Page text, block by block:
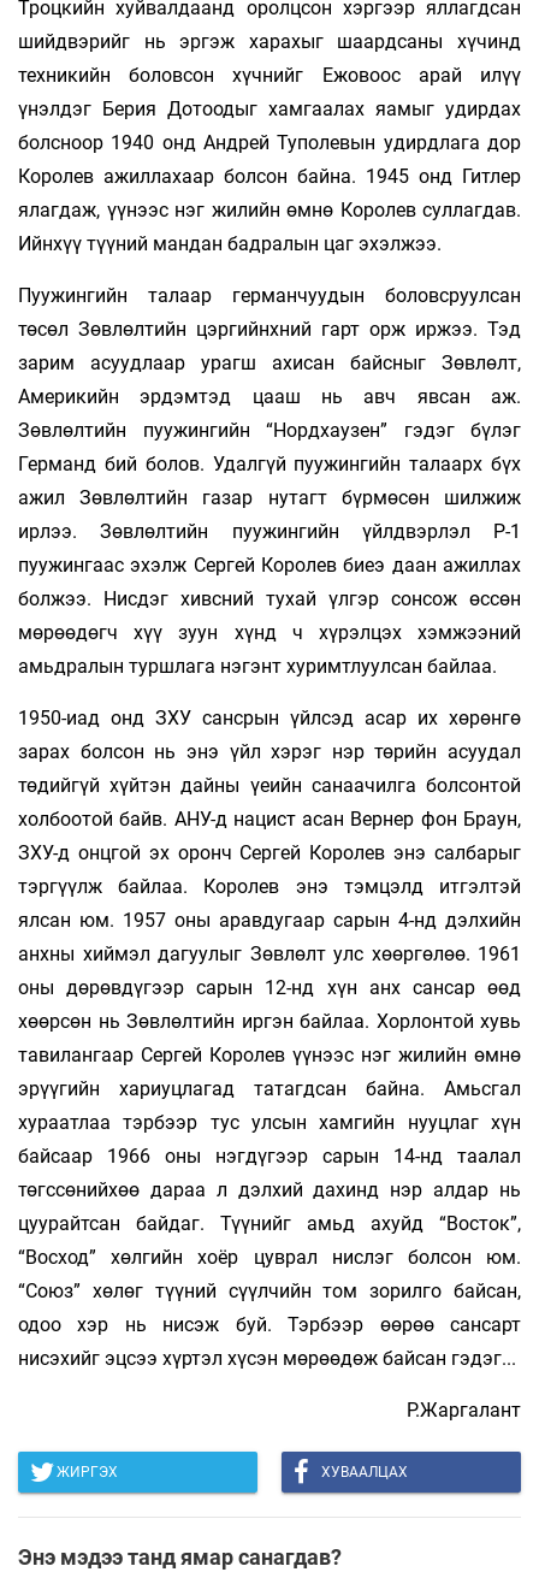
Троцкийн хуйвалдаанд оролцсон хэргээр яллагдсан
шийдвэрийг нь эргэж харахыг шаардсаны хүчинд
техникийн боловсон хүчнийг Ежовоос арай илүү
үнэлдэг Берия Дотоодыг хамгаалах яамыг удирдах
болсноор 1940 онд Андрей Туполевын удирдлага дор
Королев ажиллахаар болсон байна. 1945 онд Гитлер
ялагдаж, үүнээс нэг жилийн өмнө Королев суллагдав.
Ийнхүү түүний мандан бадралын цаг эхэлжээ.
Пуужингийн талаар германчуудын боловсруулсан
төсөл Зөвлөлтийн цэргийнхний гарт орж иржээ. Тэд
зарим асуудлаар урагш ахисан байсныг Зөвлөлт,
Америкийн эрдэмтэд цааш нь авч явсан аж.
Зөвлөлтийн пуужингийн “Нордхаузен” гэдэг бүлэг
Германд бий болов. Удалгүй пуужингийн талаарх бүх
ажил Зөвлөлтийн газар нутагт бүрмөсөн шилжиж
ирлээ. Зөвлөлтийн пуужингийн үйлдвэрлэл Р-1
пуужингаас эхэлж Сергей Королев биеэ даан ажиллах
болжээ. Нисдэг хивсний тухай үлгэр сонсож өссөн
мөрөөдөгч хүү зуун хүнд ч хүрэлцэх хэмжээний
амьдралын туршлага нэгэнт хуримтлуулсан байлаа.
1950-иад онд ЗХУ сансрын үйлсэд асар их хөрөнгө
зарах болсон нь энэ үйл хэрэг нэр төрийн асуудал
төдийгүй хүйтэн дайны үеийн санаачилга болсонтой
холбоотой байв. АНУ-д нацист асан Вернер фон Браун,
ЗХУ-д онцгой эх оронч Сергей Королев энэ салбарыг
тэргүүлж байлаа. Королев энэ тэмцэлд итгэлтэй
ялсан юм. 1957 оны аравдугаар сарын 4-нд дэлхийн
анхны хиймэл дагуулыг Зөвлөлт улс хөөргөлөө. 1961
оны дөрөвдүгээр сарын 12-нд хүн анх сансар өөд
хөөрсөн нь Зөвлөлтийн иргэн байлаа. Хорлонтой хувь
тавилангаар Сергей Королев үүнээс нэг жилийн өмнө
эрүүгийн хариуцлагад татагдсан байна. Амьсгал
хураатлаа тэрбээр тус улсын хамгийн нууцлаг хүн
байсаар 1966 оны нэгдүгээр сарын 14-нд таалал
төгссөнийхөө дараа л дэлхий дахинд нэр алдар нь
цуурайтсан байдаг. Түүнийг амьд ахуйд “Восток”,
“Восход” хөлгийн хоёр цуврал нислэг болсон юм.
“Союз” хөлөг түүний сүүлчийн том зорилго байсан,
одоо хэр нь нисэж буй. Тэрбээр өөрөө сансарт
нисэхийг эцсээ хүртэл хүсэн мөрөөдөж байсан гэдэг...
Р.Жаргалант
ЖИРГЭХ ХУВААЛЦАХ
Энэ мэдээ танд ямар санагдав?